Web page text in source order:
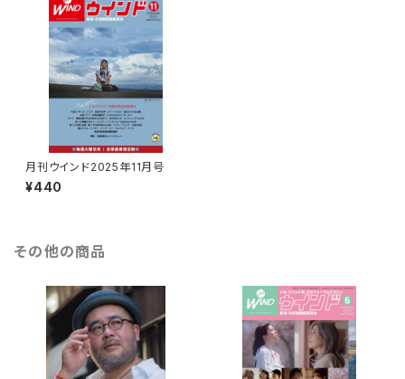
月刊ウインド2025年11月号
¥440
その他の商品